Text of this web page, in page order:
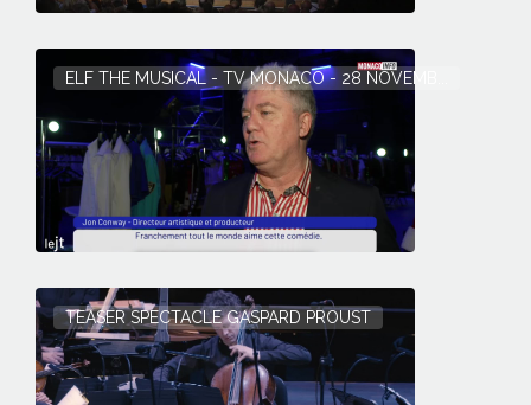
ELF THE MUSICAL - TV MONACO - 28 NOVEMB...
TEASER SPECTACLE GASPARD PROUST